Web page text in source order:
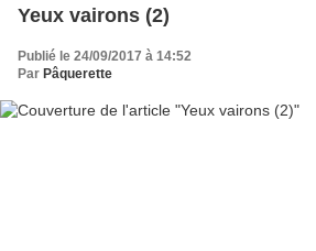
Yeux vairons (2)
Publié le 24/09/2017 à 14:52
Par Pâquerette